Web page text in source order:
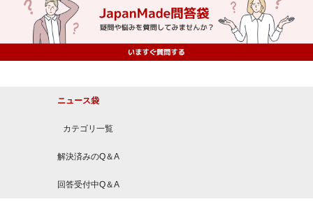
ニュース袋
カテゴリ一覧
解決済みのQ＆A
回答受付中Q＆A